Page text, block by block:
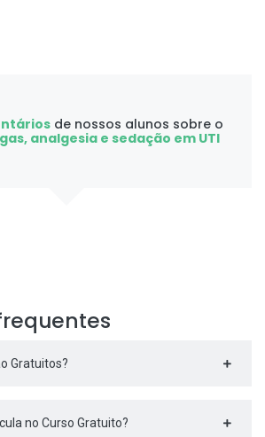
de nossos alunos sobre o
analgesia e sedação em UTI
Gratuitos?
no Curso Gratuito?